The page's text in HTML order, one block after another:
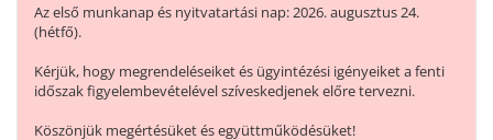
Az első munkanap és nyitvatartási nap: 2026. augusztus 24.
(hétfő).
Kérjük, hogy megrendeléseiket és ügyintézési igényeiket a fenti
időszak figyelembevételével szíveskedjenek előre tervezni.
Köszönjük megértésüket és együttműködésüket!